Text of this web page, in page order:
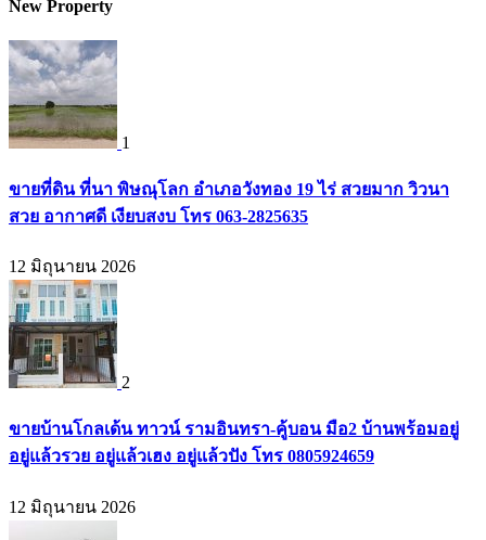
New Property
1
ขายที่ดิน ที่นา พิษณุโลก อำเภอวังทอง 19 ไร่ สวยมาก วิวนา
สวย อากาศดี เงียบสงบ โทร 063-2825635
12 มิถุนายน 2026
2
ขายบ้านโกลเด้น ทาวน์ รามอินทรา-คู้บอน มือ2 บ้านพร้อมอยู่
อยู่แล้วรวย อยู่แล้วเฮง อยู่แล้วปัง โทร 0805924659
12 มิถุนายน 2026